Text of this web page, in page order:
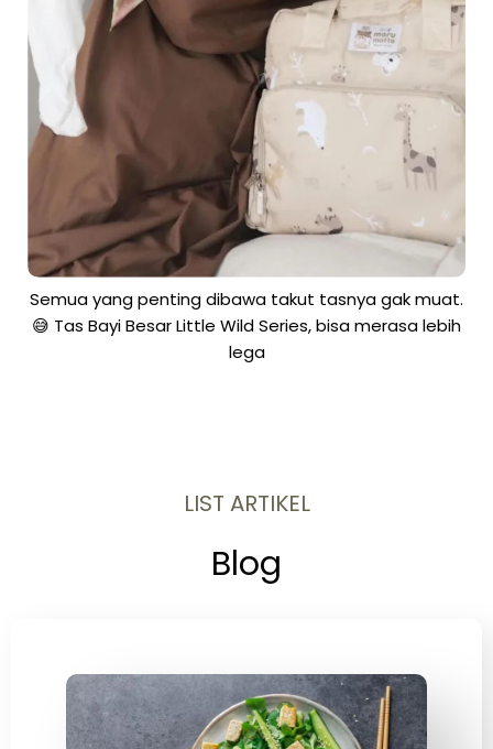
Semua yang penting dibawa takut tasnya gak muat.
😅 Tas Bayi Besar Little Wild Series, bisa merasa lebih
lega
LIST ARTIKEL
Blog